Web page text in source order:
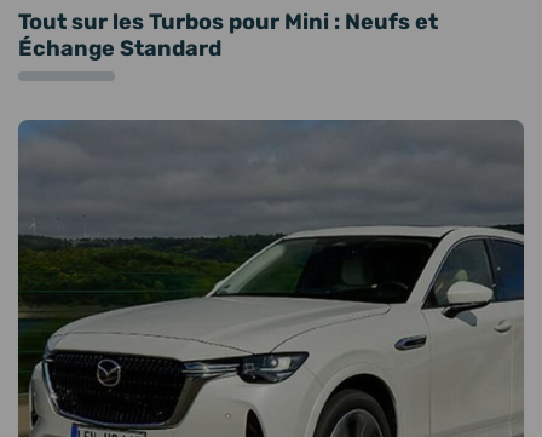
Tout sur les Turbos pour Mini : Neufs et
Échange Standard